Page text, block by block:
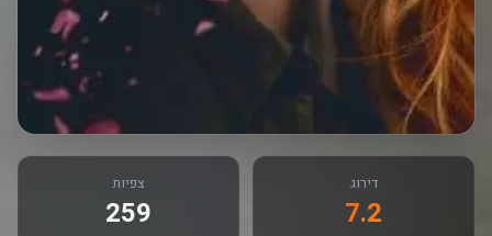
דירוג
7.2
צפיות
259